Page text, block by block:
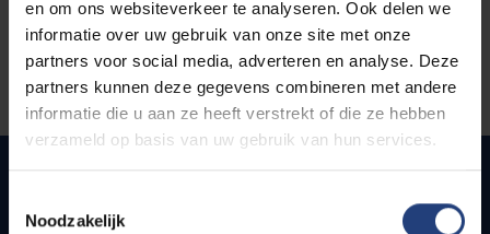
en om ons websiteverkeer te analyseren. Ook delen we
informatie over uw gebruik van onze site met onze
partners voor social media, adverteren en analyse. Deze
partners kunnen deze gegevens combineren met andere
informatie die u aan ze heeft verstrekt of die ze hebben
verzameld op basis van uw gebruik van hun services.
Noodzakelijk
Quick links